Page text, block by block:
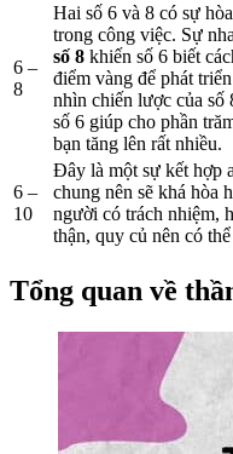
6 –
8
Hai số 6 và 8 có sự
trong công việc. Sự
số 8 khiến số 6 biết
điểm vàng để phát
nhìn chiến lược của số
số 6 giúp cho phần
bạn tăng lên rất nhiều.
6 –
10
Đây là một sự kết hợp
chung nên sẽ khá hòa
người có trách nhiệm,
thận, quy củ nên có
Tổng quan về